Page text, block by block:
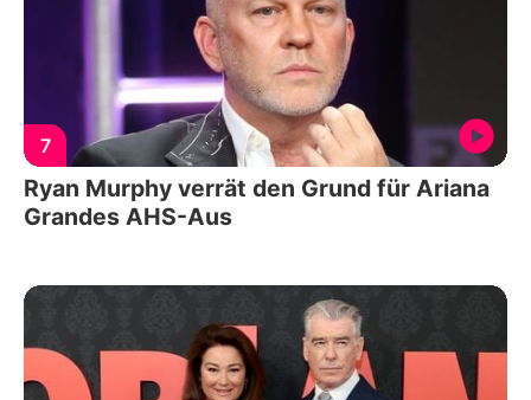
7
Ryan Murphy verrät den Grund für Ariana
Grandes AHS-Aus